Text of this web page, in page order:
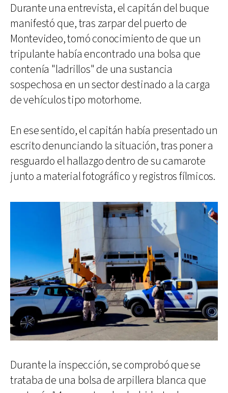
Durante una entrevista, el capitán del buque
manifestó que, tras zarpar del puerto de
Montevideo, tomó conocimiento de que un
tripulante había encontrado una bolsa que
contenía "ladrillos" de una sustancia
sospechosa en un sector destinado a la carga
de vehículos tipo motorhome.
En ese sentido, el capitán había presentado un
escrito denunciando la situación, tras poner a
resguardo el hallazgo dentro de su camarote
junto a material fotográfico y registros fílmicos.
Durante la inspección, se comprobó que se
trataba de una bolsa de arpillera blanca que